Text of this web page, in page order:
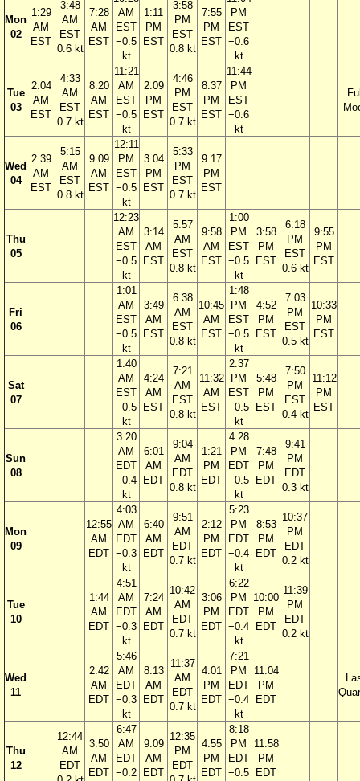
Mon
02
1:29
AM
EST
3:48
AM
EST
0.6 kt
7:28
AM
EST
AM
EST
−0.5
kt
1:11
PM
EST
3:58
PM
EST
0.8 kt
7:55
PM
EST
PM
EST
−0.6
kt
Tue
03
2:04
AM
EST
4:33
AM
EST
0.7 kt
8:20
AM
EST
11:21
AM
EST
−0.5
kt
2:09
PM
EST
4:46
PM
EST
0.7 kt
8:37
PM
EST
11:44
PM
EST
−0.6
kt
Wed
04
2:39
AM
EST
5:15
AM
EST
0.8 kt
9:09
AM
EST
12:11
PM
EST
−0.5
kt
3:04
PM
EST
5:33
PM
EST
0.7 kt
9:17
PM
EST
Thu
05
12:23
AM
EST
−0.5
kt
3:14
AM
EST
5:57
AM
EST
0.8 kt
9:58
AM
EST
1:00
PM
EST
−0.5
kt
3:58
PM
EST
6:18
PM
EST
0.6 kt
9:55
PM
EST
Fri
06
1:01
AM
EST
−0.5
kt
3:49
AM
EST
6:38
AM
EST
0.8 kt
10:45
AM
EST
1:48
PM
EST
−0.5
kt
4:52
PM
EST
7:03
PM
EST
0.5 kt
10:33
PM
EST
Sat
07
1:40
AM
EST
−0.5
kt
4:24
AM
EST
7:21
AM
EST
0.8 kt
11:32
AM
EST
2:37
PM
EST
−0.5
kt
5:48
PM
EST
7:50
PM
EST
0.4 kt
11:12
PM
EST
Sun
08
3:20
AM
EDT
−0.4
kt
6:01
AM
EDT
9:04
AM
EDT
0.8 kt
1:21
PM
EDT
4:28
PM
EDT
−0.5
kt
7:48
PM
EDT
9:41
PM
EDT
0.3 kt
Mon
09
12:55
AM
EDT
4:03
AM
EDT
−0.3
kt
6:40
AM
EDT
9:51
AM
EDT
0.7 kt
2:12
PM
EDT
5:23
PM
EDT
−0.4
kt
8:53
PM
EDT
10:37
PM
EDT
0.2 kt
Tue
10
1:44
AM
EDT
4:51
AM
EDT
−0.3
kt
7:24
AM
EDT
10:42
AM
EDT
0.7 kt
3:06
PM
EDT
6:22
PM
EDT
−0.4
kt
10:00
PM
EDT
11:39
PM
EDT
0.2 kt
Wed
11
2:42
AM
EDT
5:46
AM
EDT
−0.3
kt
8:13
AM
EDT
11:37
AM
EDT
0.7 kt
4:01
PM
EDT
7:21
PM
EDT
−0.4
kt
11:04
PM
EDT
Thu
12
12:44
AM
EDT
3:50
AM
EDT
6:47
AM
EDT
−0.2
9:09
AM
EDT
12:35
PM
EDT
4:55
PM
EDT
8:18
PM
EDT
−0.5
11:58
PM
EDT